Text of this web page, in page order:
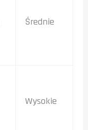
Średnie
Wysokie